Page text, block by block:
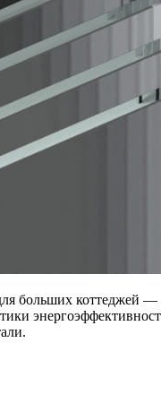
больших коттеджей